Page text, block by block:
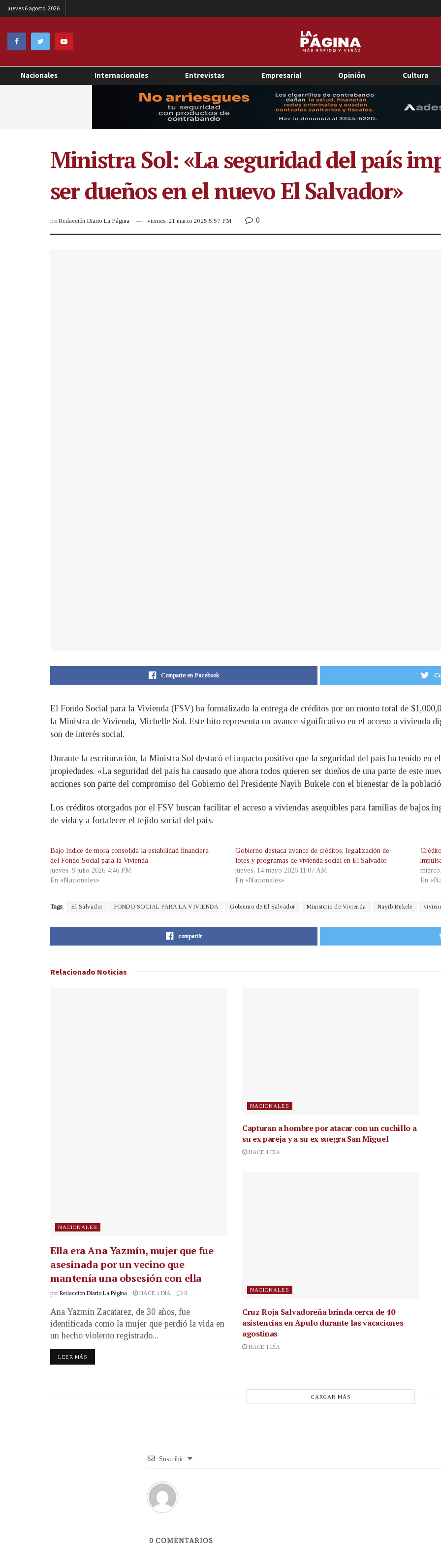
jueves 6 agosto, 2026
Nacionales Internacionales Entrevistas Empresarial Opinión Cultura
Ministra Sol: «La seguridad del país
ser dueños en el nuevo El Salvador»
porRedacción Diario La Página viernes, 21 marzo 2025 5:57 PM 0
Comparte en Facebook
El Fondo Social para la Vivienda (FSV) ha formalizado la entrega de créditos por un monto total de
la Ministra de Vivienda, Michelle Sol. Este hito representa un avance significativo en el acceso a vivienda
son de interés social.
Durante la escrituración, la Ministra Sol destacó el impacto positivo que la seguridad del país ha tenido en
propiedades. «La seguridad del país ha causado que ahora todos quieren ser dueños de una parte de este
acciones son parte del compromiso del Gobierno del Presidente Nayib Bukele con el bienestar de la
Los créditos otorgados por el FSV buscan facilitar el acceso a viviendas asequibles para familias de bajos
de vida y a fortalecer el tejido social del país.
Bajo índice de mora consolida la estabilidad financiera
del Fondo Social para la Vivienda
jueves, 9 julio 2026 4:46 PM
En «Nacionales»
Gobierno destaca avance de créditos, legalización de
lotes y programas de vivienda social en El Salvador
jueves, 14 mayo 2026 11:07 AM
En «Nacionales»
En
Tags: El Salvador FONDO SOCIAL PARA LA VIVIENDA Gobierno de El Salvador Ministerio de Vivienda Nayib Bukele
compartir
Relacionado Noticias
NACIONALES
Ella era Ana Yazmín, mujer que fue
asesinada por un vecino que
mantenía una obsesión con ella
por Redacción Diario La Página HACE 1 DÍA 0
Ana Yazmín Zacatarez, de 30 años, fue
identificada como la mujer que perdió la vida en
un hecho violento registrado...
LEER MÁS
NACIONALES
Capturan a hombre por atacar con un cuchillo a
su ex pareja y a su ex suegra San Miguel
HACE 1 DÍA
NACIONALES
Cruz Roja Salvadoreña brinda cerca de 40
asistencias en Apulo durante las vacaciones
agostinas
HACE 1 DÍA
CARGAR MÁS
Suscribir
0 COMENTARIOS